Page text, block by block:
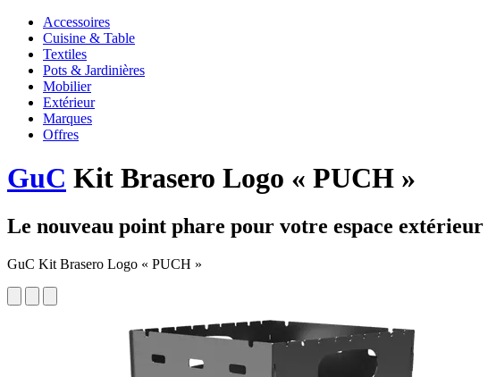
Accessoires
Cuisine & Table
Textiles
Pots & Jardinières
Mobilier
Extérieur
Marques
Offres
GuC Kit Brasero Logo « PUCH »
Le nouveau point phare pour votre espace extérieur
GuC Kit Brasero Logo « PUCH »